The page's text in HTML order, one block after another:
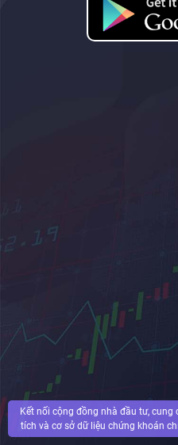
Kết nối cộng đồng nhà đầu tư,
tích và cơ sở dữ liệu chứng khoán